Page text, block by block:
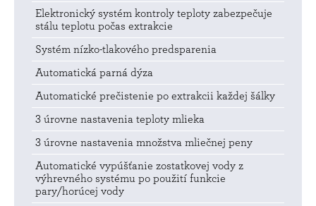
Elektronický systém kontroly teploty zabezpečuje
stálu teplotu počas extrakcie
Systém nízko-tlakového predsparenia
Automatická parná dýza
Automatické prečistenie po extrakcii každej šálky
3 úrovne nastavenia teploty mlieka
3 úrovne nastavenia množstva mliečnej peny
Automatické vypúšťanie zostatkovej vody z
výhrevného systému po použití funkcie
pary/horúcej vody